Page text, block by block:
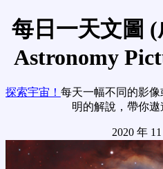
每日一天文圖
Astronomy
探索宇宙！ 每天一幅不同的影
明的解說，帶你遨
2020 年